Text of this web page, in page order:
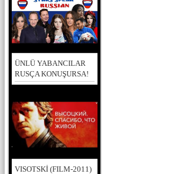
ÜNLÜ YABANCILAR
RUSÇA KONUŞURSA!
VISOTSKİ (FILM-2011)